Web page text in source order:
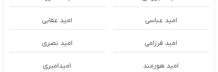
امید عباسی امید عقابی
امید فرزامی امید نصری
امید هورمند امیدامیری